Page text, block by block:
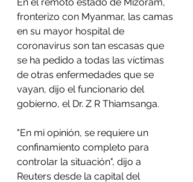
fronterizo con Myanmar, las camas
en su mayor hospital de
coronavirus son tan escasas que
se ha pedido a todas las víctimas
de otras enfermedades que se
vayan, dijo el funcionario del
gobierno, el Dr. Z R Thiamsanga.
"En mi opinión, se requiere un
confinamiento completo para
controlar la situación", dijo a
Reuters desde la capital del